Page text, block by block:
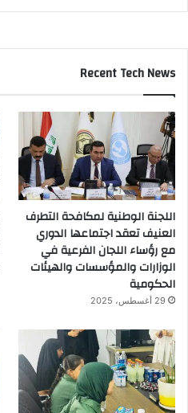
Recent Tech News
اللجنة الوطنية لمكافحة التطرف
العنيف تعقد اجتماعها الدوري
مع رؤساء اللجان الفرعية في
الوزارات والمؤسسات والهيئات
الحكومية
29 أغسطس، 2025